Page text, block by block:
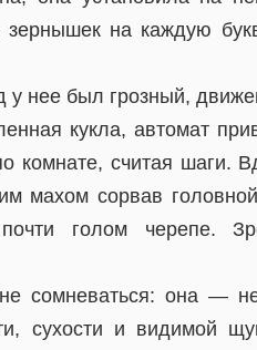
на каждую
нее был грозный,
кукла, автомат
комнате, считая шаги.
махом сорвав
голом черепе.
сомневаться: она —
сухости и видимой